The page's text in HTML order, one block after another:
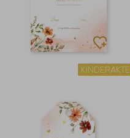
KINDERAKTE